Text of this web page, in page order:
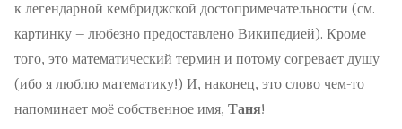
к легендарной кембриджской достопримечательности (см.
картинку — любезно предоставлено Википедией). Кроме
того, это математический термин и потому согревает душу
(ибо я люблю математику!) И, наконец, это слово чем-то
напоминает моё собственное имя, Таня!